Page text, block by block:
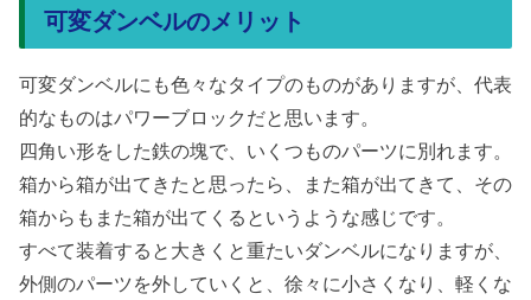
可変ダンベルのメリット
可変ダンベルにも色々なタイプのものがありますが、代表
的なものはパワーブロックだと思います。
四角い形をした鉄の塊で、いくつものパーツに別れます。
箱から箱が出てきたと思ったら、また箱が出てきて、その
箱からもまた箱が出てくるというような感じです。
すべて装着すると大きくと重たいダンベルになりますが、
外側のパーツを外していくと、徐々に小さくなり、軽くな